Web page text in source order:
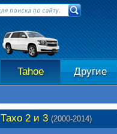
Tahoe Другие
Тахо 2 и 3 (2000-2014)